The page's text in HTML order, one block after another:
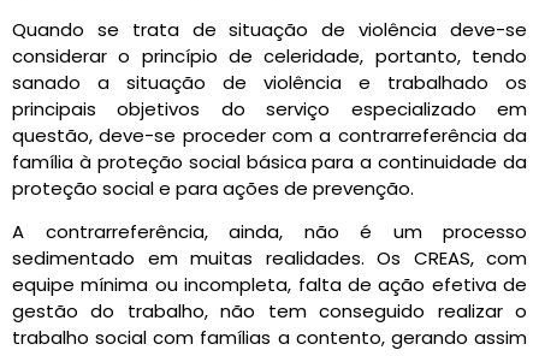
Quando se trata de situação de violência deve-se
considerar o princípio de celeridade, portanto, tendo
sanado a situação de violência e trabalhado os
principais objetivos do serviço especializado em
questão, deve-se proceder com a contrarreferência da
família à proteção social básica para a continuidade da
proteção social e para ações de prevenção.
A contrarreferência, ainda, não é um processo
sedimentado em muitas realidades. Os CREAS, com
equipe mínima ou incompleta, falta de ação efetiva de
gestão do trabalho, não tem conseguido realizar o
trabalho social com famílias a contento, gerando assim